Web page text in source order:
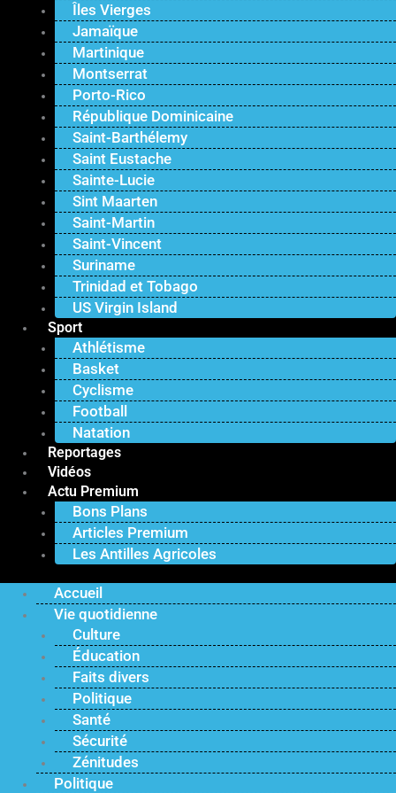
Îles Vierges
Jamaïque
Martinique
Montserrat
Porto-Rico
République Dominicaine
Saint-Barthélemy
Saint Eustache
Sainte-Lucie
Sint Maarten
Saint-Martin
Saint-Vincent
Suriname
Trinidad et Tobago
US Virgin Island
Sport
Athlétisme
Basket
Cyclisme
Football
Natation
Reportages
Vidéos
Actu Premium
Bons Plans
Articles Premium
Les Antilles Agricoles
Accueil
Vie quotidienne
Culture
Éducation
Faits divers
Politique
Santé
Sécurité
Zénitudes
Politique